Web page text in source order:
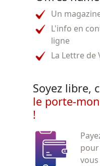
Un
L'info en
ligne
La Lettre de
Soyez libre,
le porte-
!